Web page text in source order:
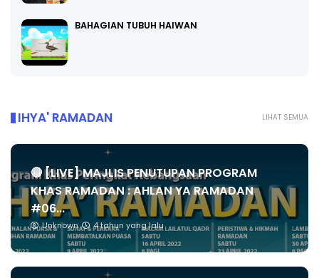
BAHAGIAN TUBUH HAIWAN
LIHAT SEMUA
IHYA' RAMADAN
🔴 [LIVE] MAJLIS PENUTUPAN PROGRAM
KHAS RAMADAN : AHLAN YA RAMADAN
#06...
Unknown 4 tahun yang lalu